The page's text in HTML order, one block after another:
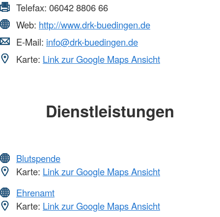
Telefax: 06042 8806 66
Web: http://www.drk-buedingen.de
E-Mail: info@drk-buedingen.de
Karte: Link zur Google Maps Ansicht
Dienstleistungen
Blutspende
Karte: Link zur Google Maps Ansicht
Ehrenamt
Karte: Link zur Google Maps Ansicht